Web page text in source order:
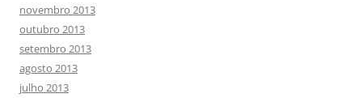
novembro 2013
outubro 2013
setembro 2013
agosto 2013
julho 2013